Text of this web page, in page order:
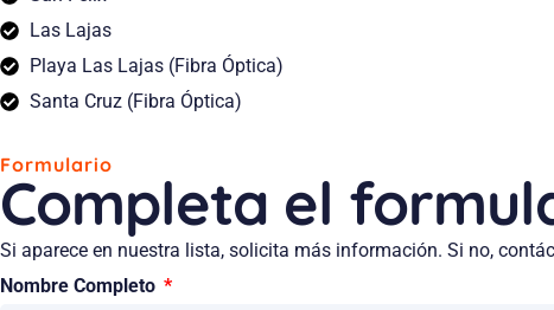
Las Lajas
Playa Las Lajas (Fibra Óptica)
Santa Cruz (Fibra Óptica)
Formulario
Completa el
Si aparece en nuestra lista, solicita más información. Si no,
Nombre Completo